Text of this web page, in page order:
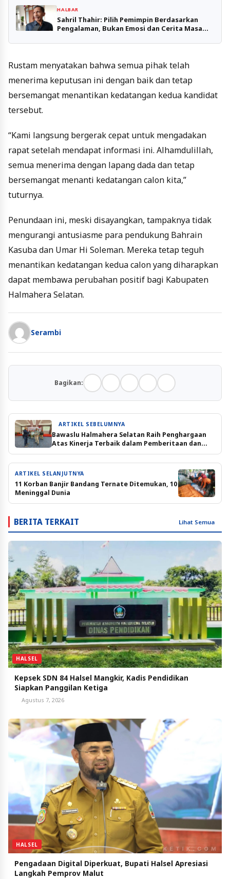
HALBAR
Sahril Thahir: Pilih Pemimpin Berdasarkan
Pengalaman, Bukan Emosi dan Cerita Masa
Rustam menyatakan bahwa semua pihak telah
menerima keputusan ini dengan baik dan tetap
bersemangat menantikan kedatangan kedua kandidat
tersebut.
“Kami langsung bergerak cepat untuk mengadakan
rapat setelah mendapat informasi ini. Alhamdulillah,
semua menerima dengan lapang dada dan tetap
bersemangat menanti kedatangan calon kita,”
tuturnya.
Penundaan ini, meski disayangkan, tampaknya tidak
mengurangi antusiasme para pendukung Bahrain
Kasuba dan Umar Hi Soleman. Mereka tetap teguh
menantikan kedatangan kedua calon yang diharapkan
dapat membawa perubahan positif bagi Kabupaten
Halmahera Selatan.
Serambi
Bagikan:
ARTIKEL SEBELUMNYA
Bawaslu Halmahera Selatan Raih Penghargaan
Atas Kinerja Terbaik dalam Pemberitaan dan
Inovasi
ARTIKEL SELANJUTNYA
11 Korban Banjir Bandang Ternate Ditemukan, 10
Meninggal Dunia
BERITA TERKAIT Lihat Semua
HALSEL
Kepsek SDN 84 Halsel Mangkir, Kadis Pendidikan
Siapkan Panggilan Ketiga
Agustus 7, 2026
HALSEL
Pengadaan Digital Diperkuat, Bupati Halsel Apresiasi
Langkah Pemprov Malut